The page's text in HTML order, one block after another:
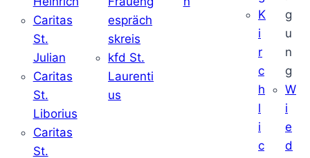
Caritas
St.
Julian
Caritas
St.
Liborius
Caritas
St.
espräch
skreis
kfd St.
Laurenti
us
K
i
r
c
h
l
i
c
g
u
n
g
W
i
e
d